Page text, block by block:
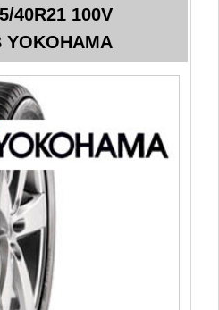
40R21 100V
YOKOHAMA